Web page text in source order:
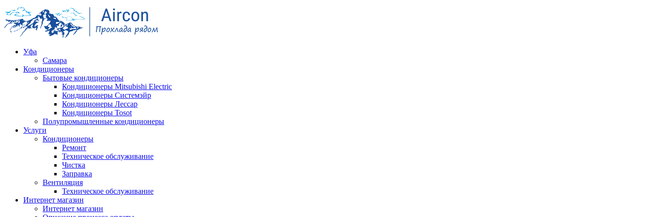
Уфа
Самара
Кондиционеры
Бытовые кондиционеры
Кондиционеры Mitsubishi Electric
Кондиционеры Системэйр
Кондиционеры Лессар
Кондиционеры Tosot
Полупромышленные кондиционеры
Услуги
Кондиционеры
Ремонт
Техническое обслуживание
Чистка
Заправка
Вентиляция
Техническое обслуживание
Интернет магазин
Интернет магазин